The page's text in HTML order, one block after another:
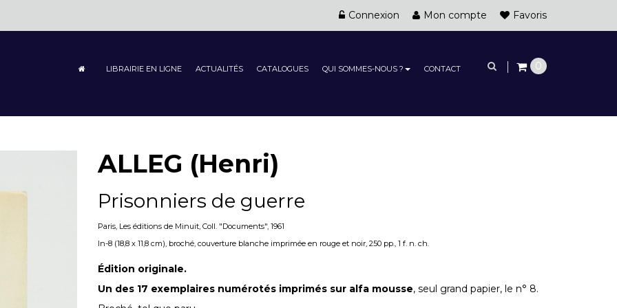
Connexion Mon compte Favoris
LIBRAIRIE EN LIGNE ACTUALITÉS CATALOGUES QUI SOMMES-NOUS ? CONTACT 0
ALLEG (Henri)
Prisonniers de guerre
Paris, Les éditions de Minuit, Coll. "Documents", 1961
In-8 (18,8 x 11,8 cm), broché, couverture blanche imprimée en rouge et noir, 250 pp., 1 f. n. ch.
Édition originale.
Un des 17 exemplaires numérotés imprimés sur alfa mousse, seul grand papier, le n° 8.